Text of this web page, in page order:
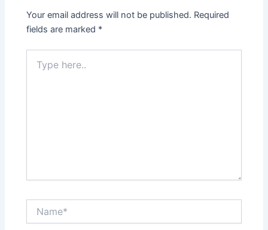
Your email address will not be published. Required
fields are marked *
here..